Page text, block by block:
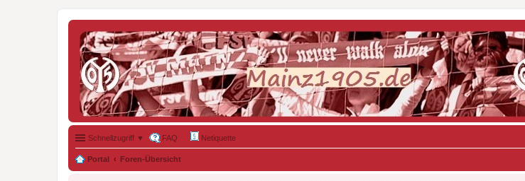
Schnellzugriff ▼ FAQ Netiquette
Portal Foren-Übersicht